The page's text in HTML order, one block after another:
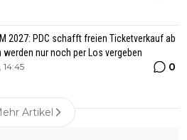
2027: PDC schafft freien Ticketverkauf ab
werden nur noch per Los vergeben
0
Artikel